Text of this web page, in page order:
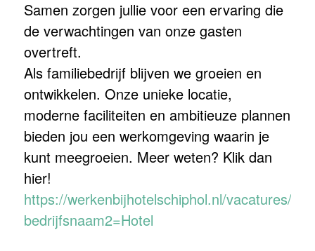
Samen zorgen jullie voor een ervaring die
de verwachtingen van onze gasten
overtreft.
Als familiebedrijf blijven we groeien en
ontwikkelen. Onze unieke locatie,
moderne faciliteiten en ambitieuze plannen
bieden jou een werkomgeving waarin je
kunt meegroeien. Meer weten? Klik dan
hier!
https://werkenbijhotelschiphol.nl/vacatures/?
bedrijfsnaam2=Hotel